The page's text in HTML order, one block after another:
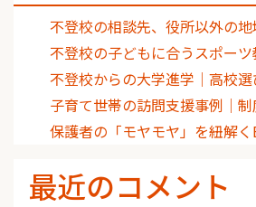
不登校の相談先、役所以外の
不登校の子どもに合うスポー
不登校からの大学進学｜高校
子育て世帯の訪問支援事例｜
保護者の「モヤモヤ」を紐解く
最近のコメント